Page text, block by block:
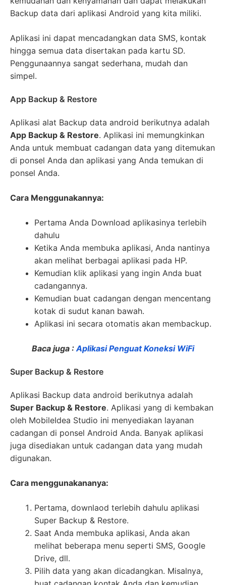
Backup data dari aplikasi Android yang kita miliki.
Aplikasi ini dapat mencadangkan data SMS, kontak
hingga semua data disertakan pada kartu SD.
Penggunaannya sangat sederhana, mudah dan
simpel.
App Backup & Restore
Aplikasi alat Backup data android berikutnya adalah
App Backup & Restore. Aplikasi ini memungkinkan
Anda untuk membuat cadangan data yang ditemukan
di ponsel Anda dan aplikasi yang Anda temukan di
ponsel Anda.
Cara Menggunakannya:
Pertama Anda Download aplikasinya terlebih
dahulu
Ketika Anda membuka aplikasi, Anda nantinya
akan melihat berbagai aplikasi pada HP.
Kemudian klik aplikasi yang ingin Anda buat
cadangannya.
Kemudian buat cadangan dengan mencentang
kotak di sudut kanan bawah.
Aplikasi ini secara otomatis akan membackup.
Baca juga : Aplikasi Penguat Koneksi WiFi
Super Backup & Restore
Aplikasi Backup data android berikutnya adalah
Super Backup & Restore. Aplikasi yang di kembakan
oleh MobileIdea Studio ini menyediakan layanan
cadangan di ponsel Android Anda. Banyak aplikasi
juga disediakan untuk cadangan data yang mudah
digunakan.
Cara menggunakananya:
Pertama, downlaod terlebih dahulu aplikasi
Super Backup & Restore.
Saat Anda membuka aplikasi, Anda akan
melihat beberapa menu seperti SMS, Google
Drive, dll.
Pilih data yang akan dicadangkan. Misalnya,